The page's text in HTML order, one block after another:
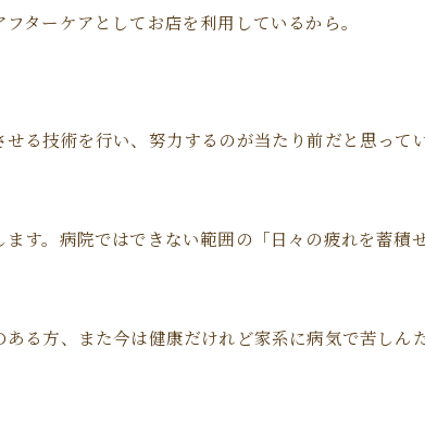
ターケアとしてお店を利用しているから。
る技術を行い、努力するのが当たり前だと思ってい
す。病院ではできない範囲の「日々の疲れを蓄
る方、また今は健康だけれど家系に病気で苦しん